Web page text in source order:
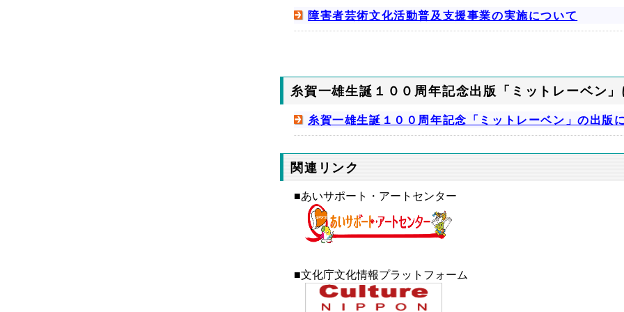
障害者芸術文化活動普及支援事業の実施について
糸賀一雄生誕１００周年記念出版「ミットレーベン」
糸賀一雄生誕１００周年記念「ミットレーベン」の出版
関連リンク
■あいサポート・アートセンター
■文化庁文化情報プラットフォーム